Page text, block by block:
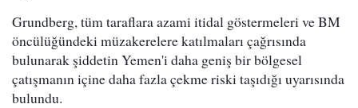
Grundberg, tüm taraflara azami itidal göstermeleri ve BM
öncülüğündeki müzakerelere katılmaları çağrısında
bulunarak şiddetin Yemen'i daha geniş bir bölgesel
çatışmanın içine daha fazla çekme riski taşıdığı uyarısında
bulundu.